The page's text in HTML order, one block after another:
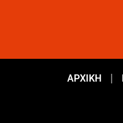
ΑΡΧΙΚΗ